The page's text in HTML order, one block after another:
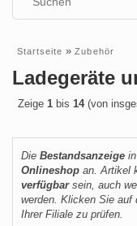
Startseite »Zubehör
Ladegeräte
Zeige 1 bis 14(von
Die Bestandsanzeige
Onlineshop an. Artikel
verfügbarsein, auch
werden. Klicken Sie auf
Ihrer Filiale zu prüfen.